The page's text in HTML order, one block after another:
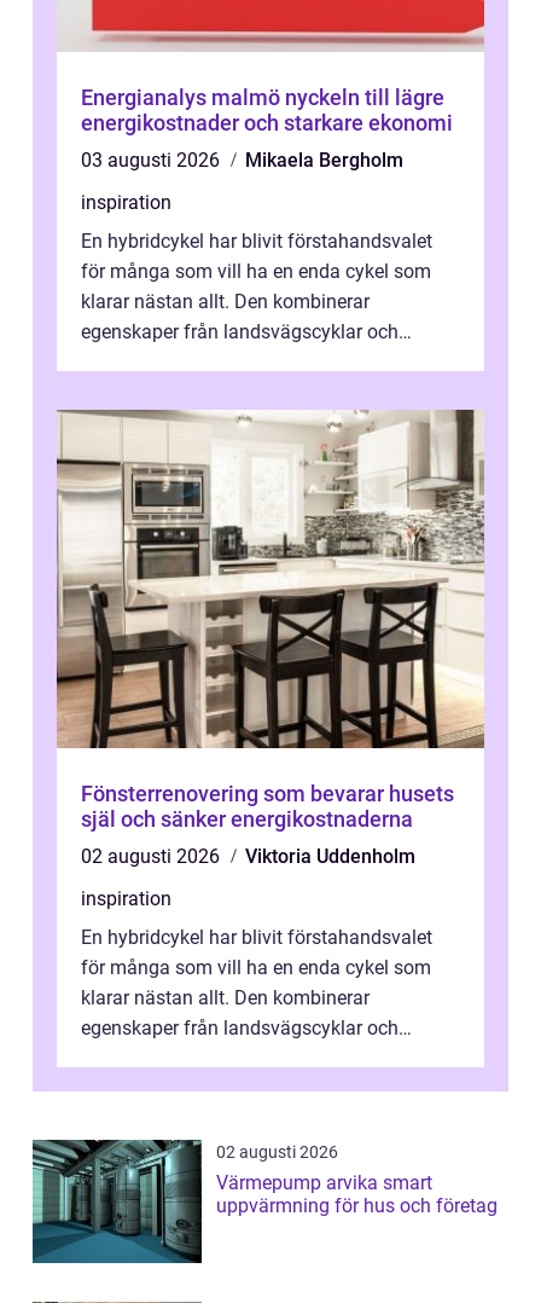
Energianalys malmö nyckeln till lägre
energikostnader och starkare ekonomi
03 augusti 2026
Mikaela Bergholm
inspiration
En hybridcykel har blivit förstahandsvalet
för många som vill ha en enda cykel som
klarar nästan allt. Den kombinerar
egenskaper från landsvägscyklar och
Fönsterrenovering som bevarar husets
själ och sänker energikostnaderna
02 augusti 2026
Viktoria Uddenholm
inspiration
En hybridcykel har blivit förstahandsvalet
för många som vill ha en enda cykel som
klarar nästan allt. Den kombinerar
egenskaper från landsvägscyklar och
02 augusti 2026
Värmepump arvika smart
uppvärmning för hus och företag